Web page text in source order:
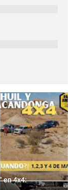
en 4x4: